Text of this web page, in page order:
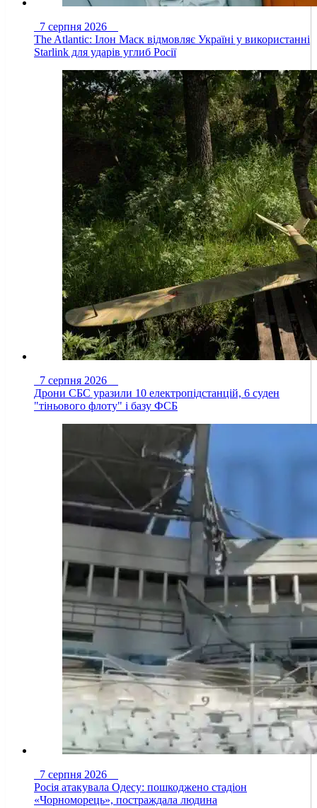
7 серпня 2026
The Atlantic: Ілон Маск відмовляє Україні у використанні
Starlink для ударів углиб Росії
7 серпня 2026
Дрони СБС уразили 10 електропідстанцій, 6 суден
"тіньового флоту" і базу ФСБ
7 серпня 2026
Росія атакувала Одесу: пошкоджено стадіон
«Чорноморець», постраждала людина